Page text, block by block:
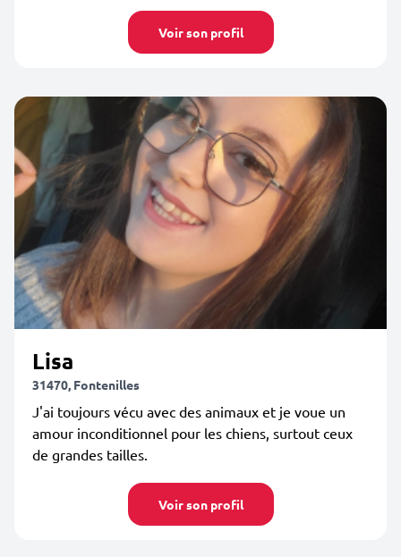
Voir son profil
Lisa
31470, Fontenilles
J'ai toujours vécu avec des animaux et je voue un
amour inconditionnel pour les chiens, surtout ceux
de grandes tailles.
Voir son profil